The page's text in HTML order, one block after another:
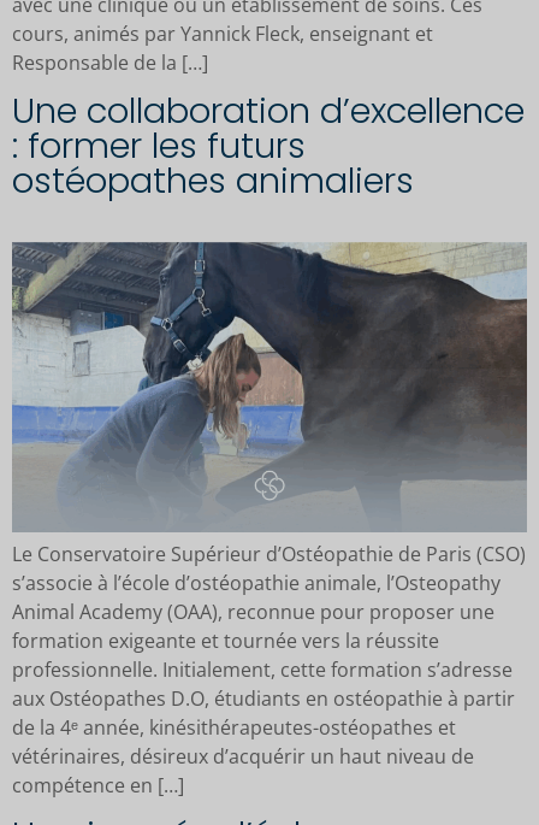
cours, animés par Yannick Fleck, enseignant et
Responsable de la […]
Une collaboration d’excellence
: former les futurs
ostéopathes animaliers
Le Conservatoire Supérieur d’Ostéopathie de Paris (CSO)
s’associe à l’école d’ostéopathie animale, l’Osteopathy
Animal Academy (OAA), reconnue pour proposer une
formation exigeante et tournée vers la réussite
professionnelle. Initialement, cette formation s’adresse
aux Ostéopathes D.O, étudiants en ostéopathie à partir
de la 4ᵉ année, kinésithérapeutes-ostéopathes et
vétérinaires, désireux d’acquérir un haut niveau de
compétence en […]